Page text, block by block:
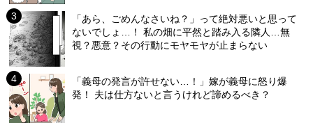
「あら、ごめんなさいね？」って絶対悪いと思って
ないでしょ…！ 私の畑に平然と踏み入る隣人…無
視？悪意？その行動にモヤモヤが止まらない
「義母の発言が許せない…！」嫁が義母に怒り爆
発！ 夫は仕方ないと言うけれど諦めるべき？